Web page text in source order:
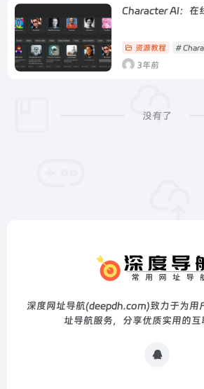
Character AI：在
资源教程 #
3年前
没有了
深度网址导航(deepdh.com)致力于为用
址导航服务，分享优质实用的互